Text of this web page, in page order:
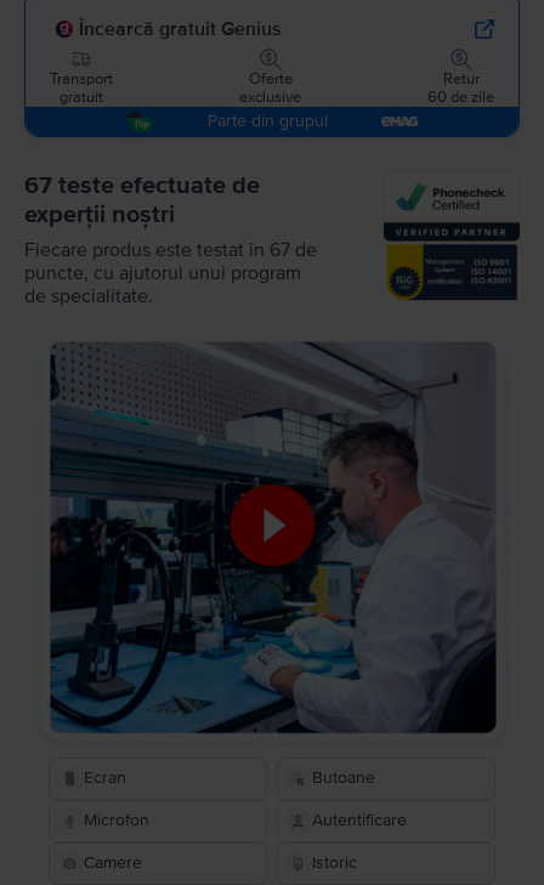
Încearcă gratuit Genius
Transport
gratuit
Oferte
exclusive
Retur
60 de zile
Parte din grupul
67 teste efectuate de
experții noștri
Fiecare produs este testat în 67 de
puncte, cu ajutorul unui program
de specialitate.
Ecran Butoane
Microfon Autentificare
Camere Istoric